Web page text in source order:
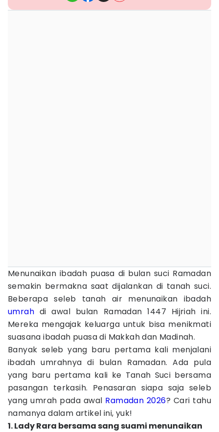
Menunaikan ibadah puasa di bulan suci Ramadan
semakin bermakna saat dijalankan di tanah suci.
Beberapa seleb tanah air menunaikan ibadah
umrah di awal bulan Ramadan 1447 Hijriah ini.
Mereka mengajak keluarga untuk bisa menikmati
suasana ibadah puasa di Makkah dan Madinah.
Banyak seleb yang baru pertama kali menjalani
ibadah umrahnya di bulan Ramadan. Ada pula
yang baru pertama kali ke Tanah Suci bersama
pasangan terkasih. Penasaran siapa saja seleb
yang umrah pada awal Ramadan 2026? Cari tahu
namanya dalam artikel ini, yuk!
1. Lady Rara bersama sang suami menunaikan